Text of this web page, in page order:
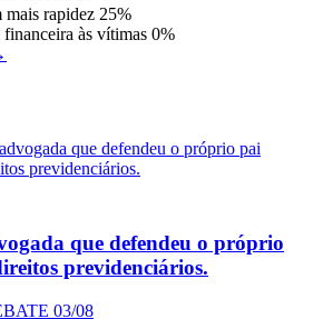
mais rapidez 25%
às vítimas 0%
que defendeu o próprio
previdenciários.